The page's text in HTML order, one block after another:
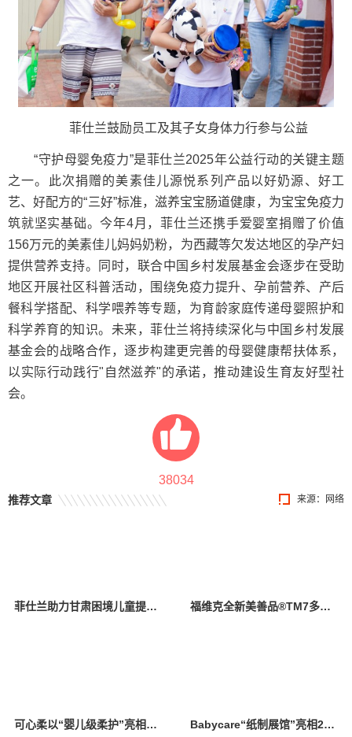
​菲仕兰鼓励员工及其子女身体力行参与公益
“守护母婴免疫力”是菲仕兰2025年公益行动的关键主题
之一。此次捐赠的美素佳儿源悦系列产品以好奶源、好工
艺、好配方的“三好”标准，滋养宝宝肠道健康，为宝宝免疫力
筑就坚实基础。今年4月，菲仕兰还携手爱婴室捐赠了价值
156万元的美素佳儿妈妈奶粉，为西藏等欠发达地区的孕产妇
提供营养支持。同时，联合中国乡村发展基金会逐步在受助
地区开展社区科普活动，围绕免疫力提升、孕前营养、产后
餐科学搭配、科学喂养等专题，为育龄家庭传递母婴照护和
科学养育的知识。未来，菲仕兰将持续深化与中国乡村发展
基金会的战略合作，逐步构建更完善的母婴健康帮扶体系，
以实际行动践行"自然滋养"的承诺，推动建设生育友好型社
会。
38034
来源：网络
推荐文章
菲仕兰助力甘肃困境儿童提升营养 福维克全新美善品®TM7多功能智能料理机亮相2025 CBME国际孕婴童展
可心柔以“婴儿级柔护”亮相CBME展，覆盖全场景，引领行业新风尚 Babycare“纸制展馆”亮相2025 CBME，多维度诠释品牌理念